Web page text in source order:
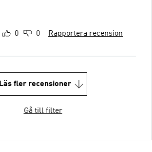
0 0 Rapportera recension
Läs fler recensioner
Gå till filter